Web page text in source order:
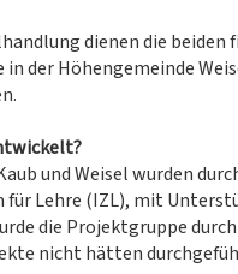
dienen die beiden
in der Höhengemeinde
und Weisel wurden
Lehre (IZL), mit
die Projektgruppe
nicht hätten